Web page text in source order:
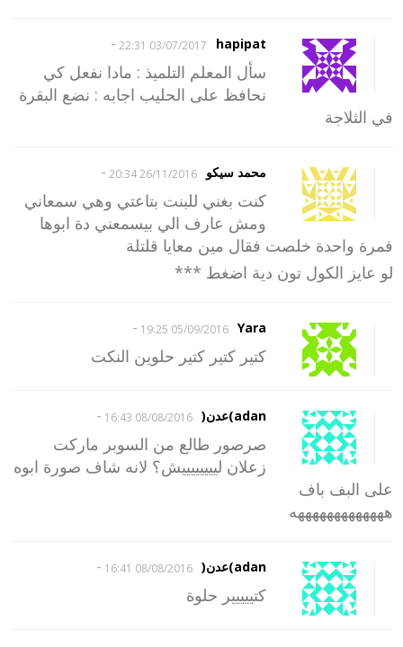
hapipat
03/07/2017 22:31
-
سأل المعلم التلميذ : مادا نفعل كي
نحافظ على الحليب اجابه : نضع البقرة
في الثلاجة
محمد سيكو 26/11/2016 20:34
-
كنت بغني للبنت بتاعتي وهي سمعاني
ومش عارف الي بيسمعني دة ابوها
فمرة واحدة خلصت فقال مين معايا قلتلة
لو عايز الكول تون دية اضغط ***
Yara
05/09/2016 19:25
-
كتير كتير كتير حلوين النكت
adan)عدن( 08/08/2016 16:43
-
صرصور طالع من السوبر ماركت
زعلان لييييييييش؟ لانه شاف صورة ابوه
على البف باف
هههههههههههههه
adan)عدن( 08/08/2016 16:41
-
كتييييير حلوة